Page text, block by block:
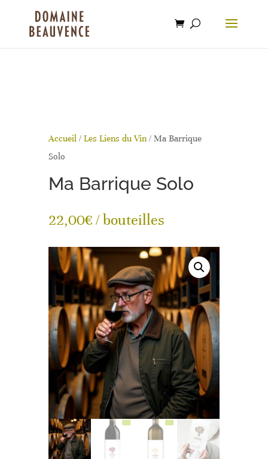
beauvence.com
Accueil/ Les Liens du Vin/ Ma Barrique
Solo
Ma Barrique Solo
22,00€/ bouteilles